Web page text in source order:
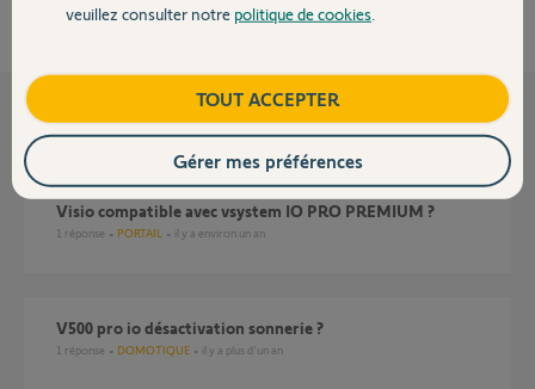
Contact
Questions liées
Visio compatible avec vsystem IO PRO PREMIUM ?
1 réponse PORTAIL il y a environ un an
V500 pro io désactivation sonnerie ?
1 réponse DOMOTIQUE il y a plus d'un an
veuillez consulter notre politique de cookies
TOUT ACCEPTER
Gérer mes préférences